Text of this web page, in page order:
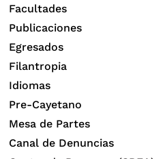
Facultades
Publicaciones
Egresados
Filantropia
Idiomas
Pre-Cayetano
Mesa de Partes
Canal de Denuncias